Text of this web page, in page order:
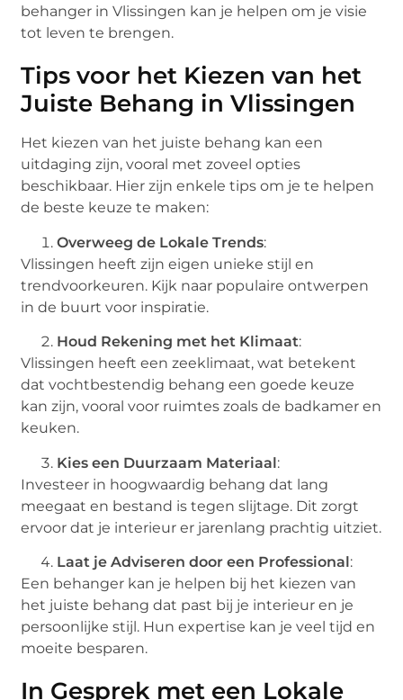
behanger in Vlissingen kan je helpen om je visie
tot leven te brengen.
Tips voor het Kiezen van het
Juiste Behang in Vlissingen
Het kiezen van het juiste behang kan een
uitdaging zijn, vooral met zoveel opties
beschikbaar. Hier zijn enkele tips om je te helpen
de beste keuze te maken:
Overweeg de Lokale Trends:
Vlissingen heeft zijn eigen unieke stijl en
trendvoorkeuren. Kijk naar populaire ontwerpen
in de buurt voor inspiratie.
Houd Rekening met het Klimaat:
Vlissingen heeft een zeeklimaat, wat betekent
dat vochtbestendig behang een goede keuze
kan zijn, vooral voor ruimtes zoals de badkamer en
keuken.
Kies een Duurzaam Materiaal:
Investeer in hoogwaardig behang dat lang
meegaat en bestand is tegen slijtage. Dit zorgt
ervoor dat je interieur er jarenlang prachtig uitziet.
Laat je Adviseren door een Professional:
Een behanger kan je helpen bij het kiezen van
het juiste behang dat past bij je interieur en je
persoonlijke stijl. Hun expertise kan je veel tijd en
moeite besparen.
In Gesprek met een Lokale